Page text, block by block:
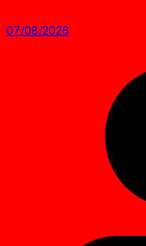
07/08/2026